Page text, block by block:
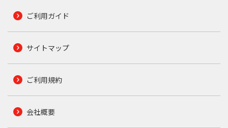
ご利用ガイド
サイトマップ
ご利用規約
会社概要